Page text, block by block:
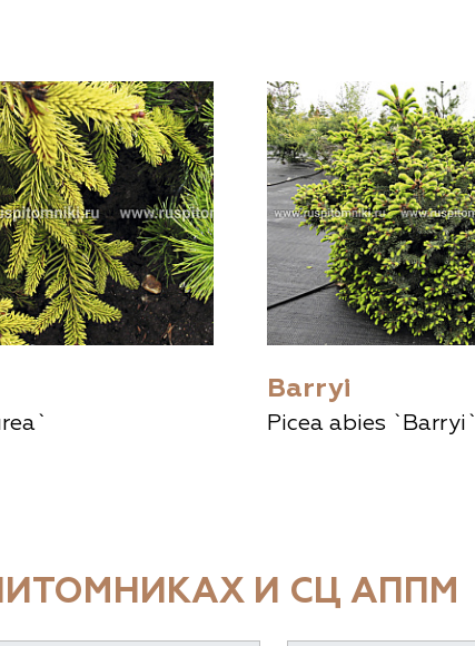
Barryi
Picea abies `Barryi`
И СЦ АППМ